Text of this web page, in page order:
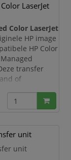
BU-223CL
LaserJet
Color LaserJet
HP image
HP Color
transfer
of
over
blijven
en
225.000
unit
unit